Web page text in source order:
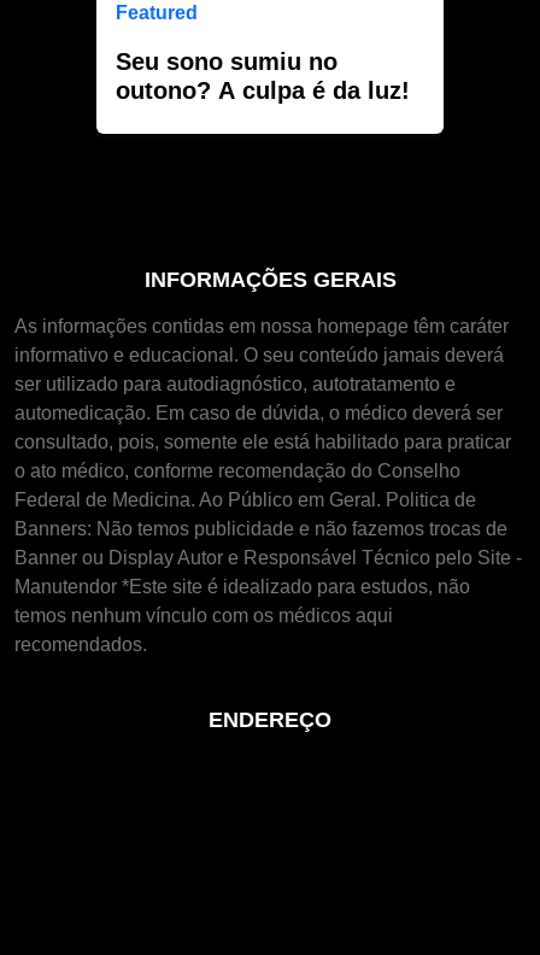
Featured
Seu sono sumiu no
outono? A culpa é da luz!
INFORMAÇÕES GERAIS
As informações contidas em nossa homepage têm caráter
informativo e educacional. O seu conteúdo jamais deverá
ser utilizado para autodiagnóstico, autotratamento e
automedicação. Em caso de dúvida, o médico deverá ser
consultado, pois, somente ele está habilitado para praticar
o ato médico, conforme recomendação do Conselho
Federal de Medicina. Ao Público em Geral. Politica de
Banners: Não temos publicidade e não fazemos trocas de
Banner ou Display Autor e Responsável Técnico pelo Site -
Manutendor *Este site é idealizado para estudos, não
temos nenhum vínculo com os médicos aqui
recomendados.
ENDEREÇO